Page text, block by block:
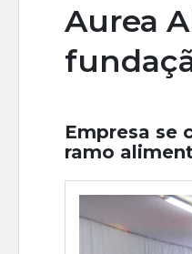
Aurea
Empresa se
ramo